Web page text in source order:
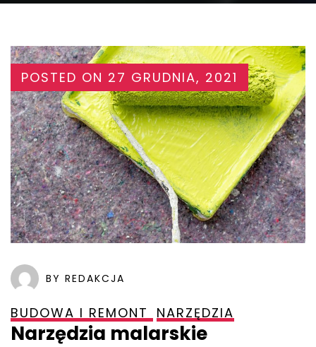
POSTED ON 27 GRUDNIA, 2021
BY REDAKCJA
BUDOWA I REMONT NARZĘDZIA
Narzędzia malarskie